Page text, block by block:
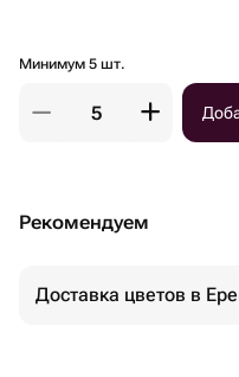
Минимум 5 шт.
Рекомендуем
Доставка цветов в